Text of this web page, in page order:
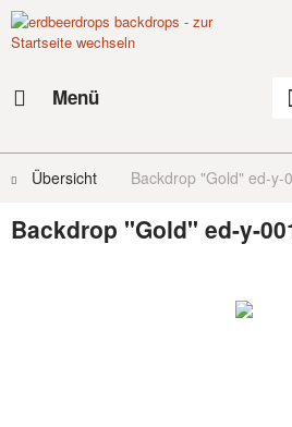
Menü
Übersicht Backdrop "Gold" ed-y-
Backdrop "Gold" ed-y-